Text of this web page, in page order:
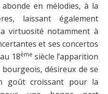
en mélodies, à la
laissant également
virtuosité notamment à
et ses concertos
18ème siècle l’apparition
désireux de se
goût croissant pour la